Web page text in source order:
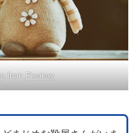
from Pixabay